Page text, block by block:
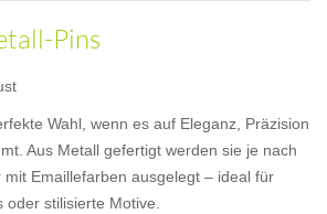
Pins
Wahl, wenn es auf Eleganz, Präzision
Aus Metall gefertigt werden sie je nach
Emaillefarben ausgelegt – ideal für
stilisierte Motive.